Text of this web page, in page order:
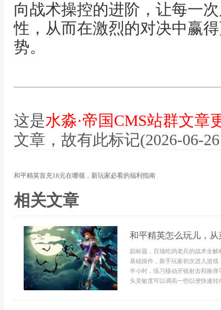
向战术操控的进阶，让每一
性，从而在激烈的对决中赢
势。
这是水淼·帝国CMS站群文章
文章，故有此标记(2026-06-
和平精英首充18元在哪领，新玩家必看的福利指南
相关文章
和平精英怎么玩儿，
副标题，百场吃鸡老兵的战术全
基础操作，新手玩家初次进入游
半小时，练习移动开镜射击和换
头灵敏度可以调高一些以便快速